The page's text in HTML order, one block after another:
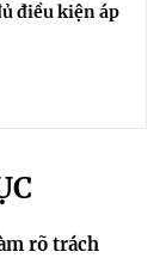
điều kiện áp
rõ trách